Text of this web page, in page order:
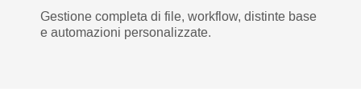
Gestione completa di file, workflow, distinte base
e automazioni personalizzate.